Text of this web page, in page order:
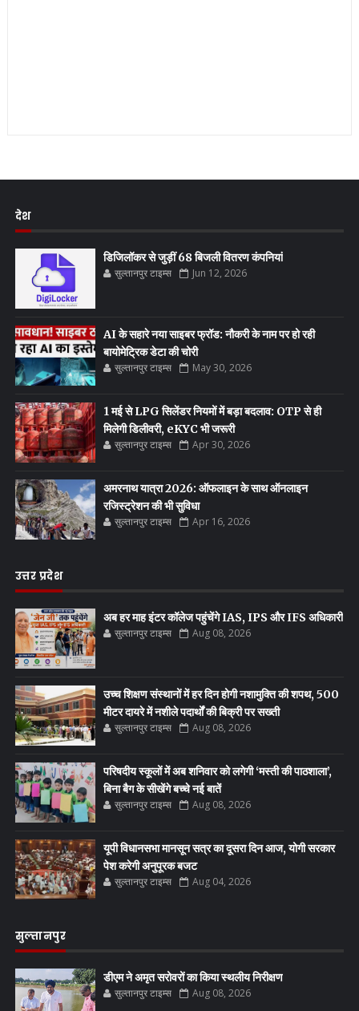
देश
डिजिलॉकर से जुड़ीं 68 बिजली वितरण कंपनियां
सुल्तानपुर टाइम्स Jun 12, 2026
AI के सहारे नया साइबर फ्रॉड: नौकरी के नाम पर हो रही
बायोमेट्रिक डेटा की चोरी
सुल्तानपुर टाइम्स May 30, 2026
1 मई से LPG सिलेंडर नियमों में बड़ा बदलाव: OTP से ही
मिलेगी डिलीवरी, eKYC भी जरूरी
सुल्तानपुर टाइम्स Apr 30, 2026
अमरनाथ यात्रा 2026: ऑफलाइन के साथ ऑनलाइन
रजिस्ट्रेशन की भी सुविधा
सुल्तानपुर टाइम्स Apr 16, 2026
उत्तर प्रदेश
अब हर माह इंटर कॉलेज पहुंचेंगे IAS, IPS और IFS अधिकारी
सुल्तानपुर टाइम्स Aug 08, 2026
उच्च शिक्षण संस्थानों में हर दिन होगी नशामुक्ति की शपथ, 500
मीटर दायरे में नशीले पदार्थों की बिक्री पर सख्ती
सुल्तानपुर टाइम्स Aug 08, 2026
परिषदीय स्कूलों में अब शनिवार को लगेगी ‘मस्ती की पाठशाला’,
बिना बैग के सीखेंगे बच्चे नई बातें
सुल्तानपुर टाइम्स Aug 08, 2026
यूपी विधानसभा मानसून सत्र का दूसरा दिन आज, योगी सरकार
पेश करेगी अनुपूरक बजट
सुल्तानपुर टाइम्स Aug 04, 2026
सुल्तानपुर
डीएम ने अमृत सरोवरों का किया स्थलीय निरीक्षण
सुल्तानपुर टाइम्स Aug 08, 2026